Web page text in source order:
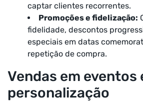
captar clientes recorrentes.
Promoções e fidelização:
fidelidade, descontos
especiais em datas
repetição de compra.
Vendas em eventos
personalização